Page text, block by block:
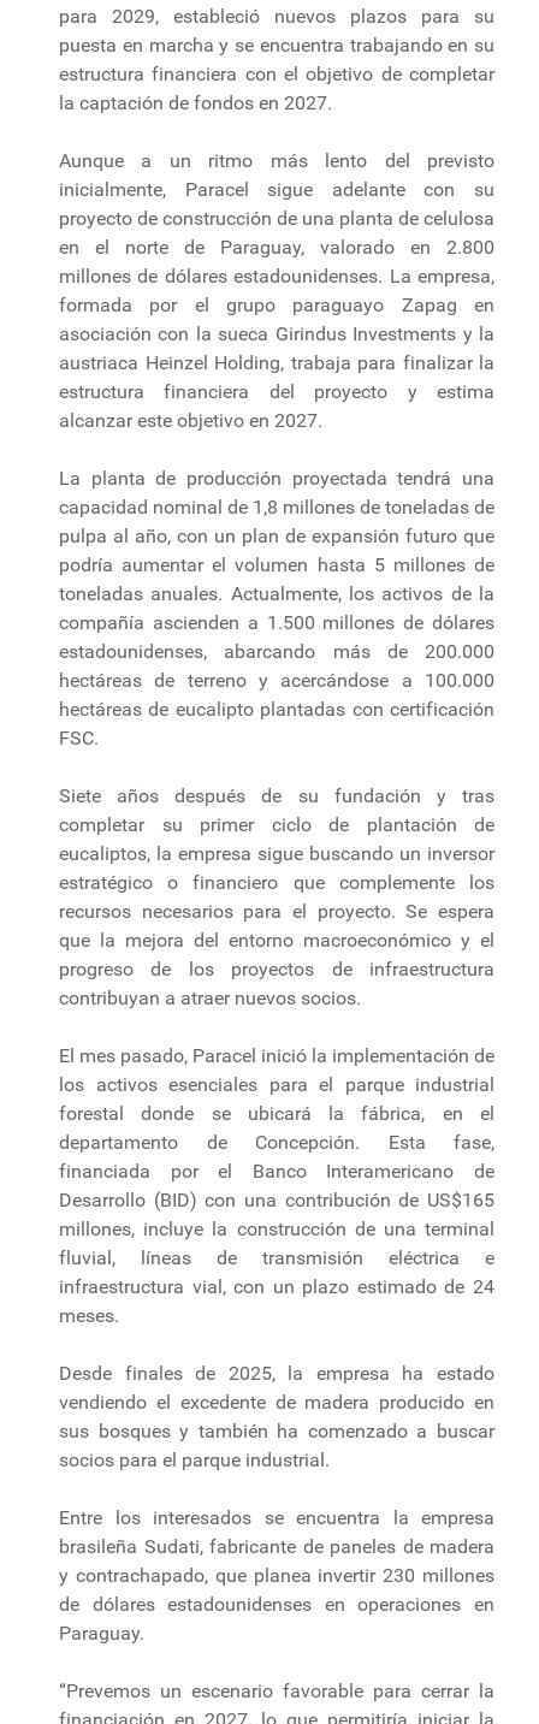
para 2029, estableció nuevos plazos para su
puesta en marcha y se encuentra trabajando en su
estructura financiera con el objetivo de completar
la captación de fondos en 2027.
Aunque a un ritmo más lento del previsto
inicialmente, Paracel sigue adelante con su
proyecto de construcción de una planta de celulosa
en el norte de Paraguay, valorado en 2.800
millones de dólares estadounidenses. La empresa,
formada por el grupo paraguayo Zapag en
asociación con la sueca Girindus Investments y la
austriaca Heinzel Holding, trabaja para finalizar la
estructura financiera del proyecto y estima
alcanzar este objetivo en 2027.
La planta de producción proyectada tendrá una
capacidad nominal de 1,8 millones de toneladas de
pulpa al año, con un plan de expansión futuro que
podría aumentar el volumen hasta 5 millones de
toneladas anuales. Actualmente, los activos de la
compañía ascienden a 1.500 millones de dólares
estadounidenses, abarcando más de 200.000
hectáreas de terreno y acercándose a 100.000
hectáreas de eucalipto plantadas con certificación
FSC.
Siete años después de su fundación y tras
completar su primer ciclo de plantación de
eucaliptos, la empresa sigue buscando un inversor
estratégico o financiero que complemente los
recursos necesarios para el proyecto. Se espera
que la mejora del entorno macroeconómico y el
progreso de los proyectos de infraestructura
contribuyan a atraer nuevos socios.
El mes pasado, Paracel inició la implementación de
los activos esenciales para el parque industrial
forestal donde se ubicará la fábrica, en el
departamento de Concepción. Esta fase,
financiada por el Banco Interamericano de
Desarrollo (BID) con una contribución de US$165
millones, incluye la construcción de una terminal
fluvial, líneas de transmisión eléctrica e
infraestructura vial, con un plazo estimado de 24
meses.
Desde finales de 2025, la empresa ha estado
vendiendo el excedente de madera producido en
sus bosques y también ha comenzado a buscar
socios para el parque industrial.
Entre los interesados ​​se encuentra la empresa
brasileña Sudati, fabricante de paneles de madera
y contrachapado, que planea invertir 230 millones
de dólares estadounidenses en operaciones en
Paraguay.
“Prevemos un escenario favorable para cerrar la